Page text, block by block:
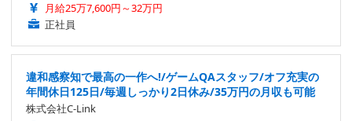
月給25万7,600円～32万円
正社員
違和感察知で最高の一作へ!/ゲームQAスタッフ/オフ充実の
年間休日125日/毎週しっかり2日休み/35万円の月収も可能
株式会社C-Link